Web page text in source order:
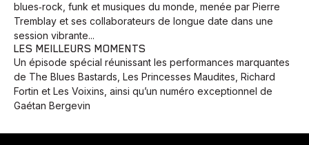
blues‑rock, funk et musiques du monde, menée par Pierre
Tremblay et ses collaborateurs de longue date dans une
session vibrante...
LES MEILLEURS MOMENTS
Un épisode spécial réunissant les performances marquantes
de The Blues Bastards, Les Princesses Maudites, Richard
Fortin et Les Voixins, ainsi qu’un numéro exceptionnel de
Gaétan Bergevin